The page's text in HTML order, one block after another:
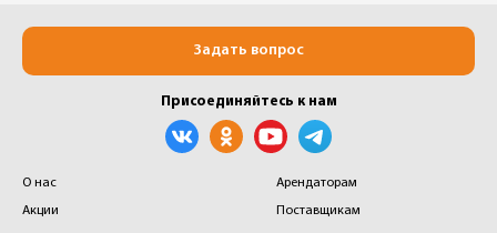
О нас
Акции
Арендаторам
Поставщикам
Задать вопрос
Присоединяйтесь к нам